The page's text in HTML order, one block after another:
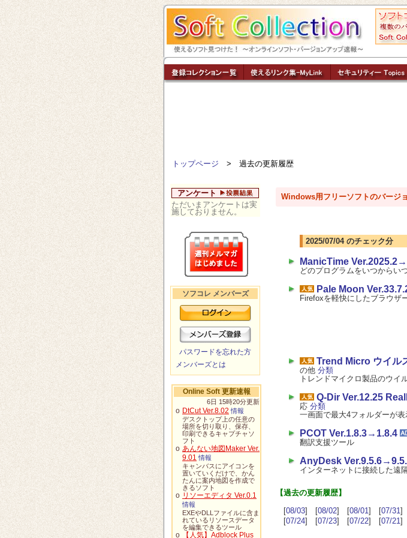
トップページ > 過去の更新履歴
アンケート
ただいまアンケートは実
施しておりません。
ソフコレ メンバーズ
パスワードを忘れた方
メンバーズとは
Online Soft 更新速報
6日 15時20分更新
o DtCut Ver.8.02 情報
デスクトップ上の任意の
場所を切り取り、保存、
印刷できるキャプチャソ
フト
o あんない地図Maker Ver.
9.01 情報
キャンバスにアイコンを
置いていくだけで、かん
たんに案内地図を作成で
きるソフト
o リソーエディタ Ver.0.1
情報
EXEやDLLファイルに含ま
れているリソースデータ
を編集できるツール
o 【人気】Adblock Plus
Windows用フリーソフトのバージ
2025/07/04 のチェック分
ManicTime
どのプログラムをいつからい
Pale Moon
Firefoxを軽快にしたブラウザ
Trend Micro ウイル
の他 分類
トレンドマイクロ製品のウイ
Q-Dir Ver.12.25
応 分類
一画面で最大4フォルダーが
PCOT Ver.1.8.3→1.8.4
翻訳支援ツール
AnyDesk
インターネットに接続した遠
【過去の更新履歴】
[08/03] [08/02] [08/01] [07/31]
[07/24] [07/23] [07/22] [07/21]